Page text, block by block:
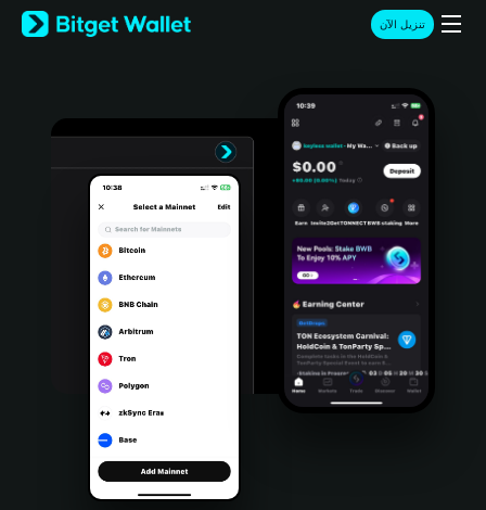
English
日本語
Türkçe
Português (Portugal)
Bahasa Indonesia
Português (Brasil)
Español (Argentina)
تنزيل الآن